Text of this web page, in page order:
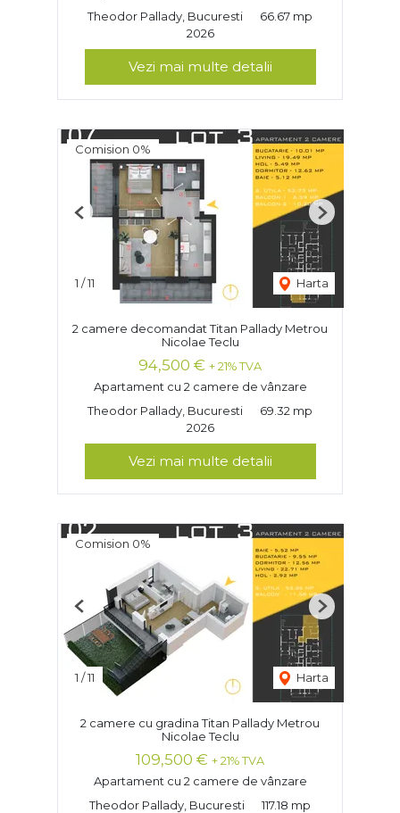
Theodor Pallady, Bucuresti
66.67 mp
2026
Vezi mai multe detalii
Comision 0%
1 /11 Harta
Previous Next
2 camere decomandat Titan Pallady Metrou
Nicolae Teclu
94,500 € + 21% TVA
Apartament cu 2 camere de vânzare
Theodor Pallady, Bucuresti
69.32 mp
2026
Vezi mai multe detalii
Comision 0%
1 /11 Harta
Previous Next
2 camere cu gradina Titan Pallady Metrou
Nicolae Teclu
109,500 € + 21% TVA
Apartament cu 2 camere de vânzare
Theodor Pallady, Bucuresti
117.18 mp